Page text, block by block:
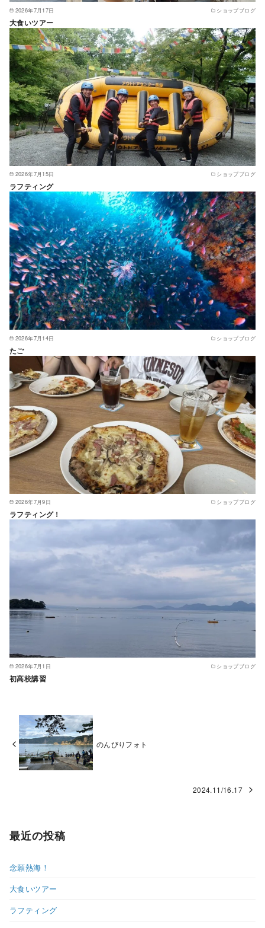
2026年7月17日 ショップブログ
大食いツアー
2026年7月15日 ショップブログ
ラフティング
2026年7月14日 ショップブログ
たご
2026年7月9日 ショップブログ
ラフティング！
2026年7月1日 ショップブログ
初高校講習
のんびりフォト
2024.11/16.17
最近の投稿
念願熱海！
大食いツアー
ラフティング